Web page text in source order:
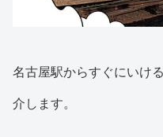
名古屋駅からすぐにいけ
介します。